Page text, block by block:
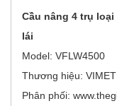
Cầu nâng 4 trụ
lái
Model: VFLW4500
Thương hiệu: VIMET
Phân phối: